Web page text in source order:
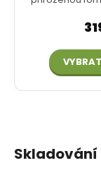
Skladování